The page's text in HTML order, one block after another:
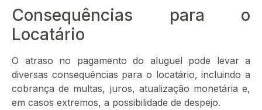
Consequências para o
Locatário
O atraso no pagamento do aluguel pode levar a
diversas consequências para o locatário, incluindo a
cobrança de multas, juros, atualização monetária e,
em casos extremos, a possibilidade de despejo.